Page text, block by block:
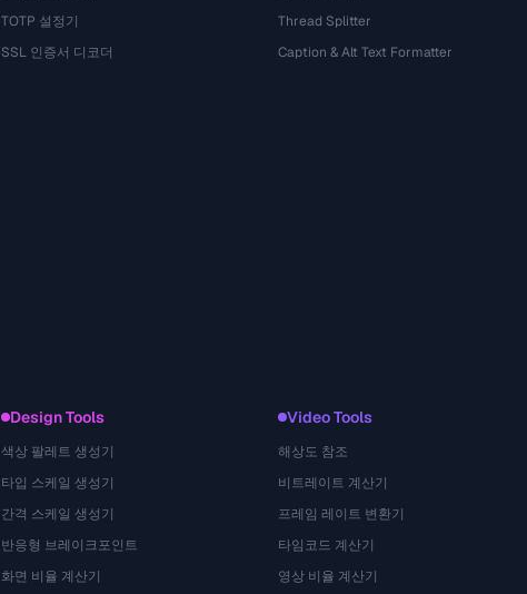
TOTP 설정기
SSL 인증서 디코더
Thread Splitter
Caption & Alt Text Formatter
Design Tools
색상 팔레트 생성기
타입 스케일 생성기
간격 스케일 생성기
반응형 브레이크포인트
화면 비율 계산기
Video Tools
해상도 참조
비트레이트 계산기
프레임 레이트 변환기
타임코드 계산기
영상 비율 계산기